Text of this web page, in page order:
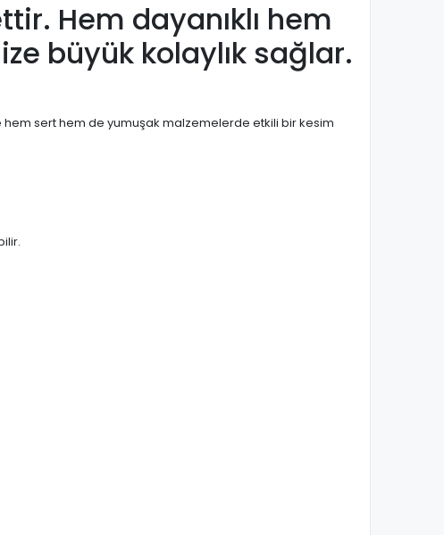
Hem dayanıklı hem
büyük kolaylık sağlar.
sert hem de yumuşak malzemelerde etkili bir kesim